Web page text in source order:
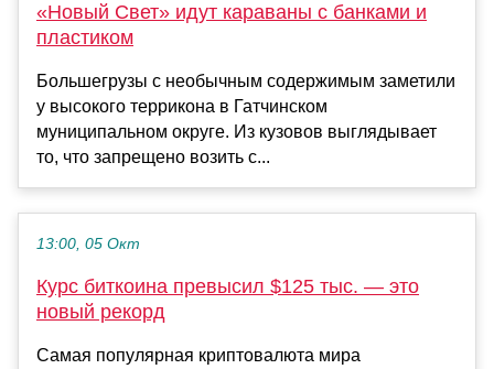
«Новый Свет» идут караваны с банками и
пластиком
Большегрузы с необычным содержимым заметили
у высокого террикона в Гатчинском
муниципальном округе. Из кузовов выглядывает
то, что запрещено возить с...
13:00, 05 Окт
Курс биткоина превысил $125 тыс. — это
новый рекорд
Самая популярная криптовалюта мира